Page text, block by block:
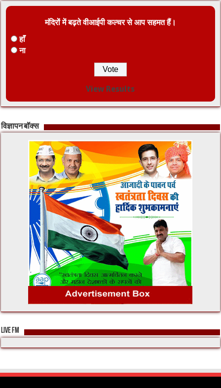
मंदिरों में बढ़ते वीआईपी कल्चर से आप सहमत हैं।
हाँ
ना
View Results
विज्ञापन बॉक्स
LIVE FM